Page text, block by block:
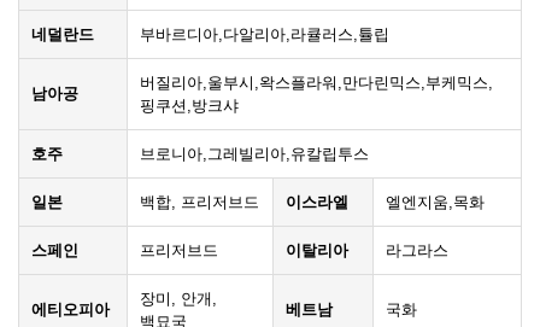
네덜란드 부바르디아,다알리아,라큘러스,튤립
남아공
버질리아,울부시,왁스플라워,만다린믹스,부케믹스,
핑쿠션,방크샤
호주 브로니아,그레빌리아,유칼립투스
일본 백합, 프리저브드 이스라엘 엘엔지움,목화
스페인 프리저브드 이탈리아 라그라스
에티오피아
장미, 안개,
백묘국
베트남 국화